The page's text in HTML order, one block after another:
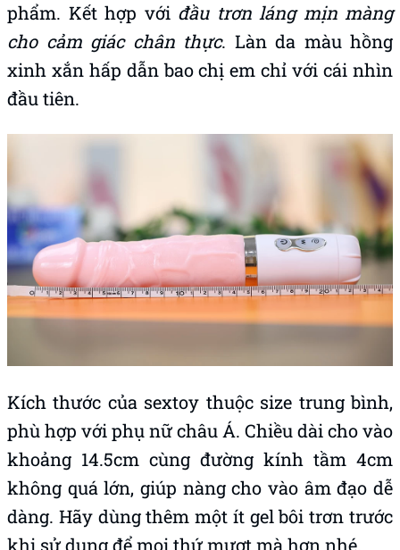
phẩm. Kết hợp với đầu trơn láng mịn màng
cho cảm giác chân thực. Làn da màu hồng
xinh xắn hấp dẫn bao chị em chỉ với cái nhìn
đầu tiên.
Kích thước của sextoy thuộc size trung bình,
phù hợp với phụ nữ châu Á. Chiều dài cho vào
khoảng 14.5cm cùng đường kính tầm 4cm
không quá lớn, giúp nàng cho vào âm đạo dễ
dàng. Hãy dùng thêm một ít gel bôi trơn trước
khi sử dụng để mọi thứ mượt mà hơn nhé.